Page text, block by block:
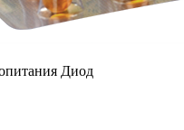
Диод